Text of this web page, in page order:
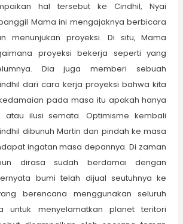
hal tersebut ke Cindhil, Nyai
Mama ini mengajaknya berbicara
menunjukan proyeksi. Di situ, Mama
proyeksi bekerja seperti yang
Dia juga memberi sebuah
dari cara kerja proyeksi bahwa kita
pada masa itu apakah hanya
atau ilusi semata. Optimisme kembali
dibunuh Martin dan pindah ke masa
ingatan masa depannya. Di zaman
dirasa sudah berdamai dengan
bumi telah dijual seutuhnya ke
berencana menggunakan seluruh
untuk menyelamatkan planet teritori